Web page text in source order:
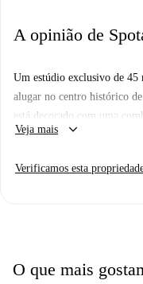
A opinião de
Um estúdio exclusivo de 45
alugar no centro histórico
está decorado com uma
madeira. O apartamento tem
Veja mais keyboard_arrow_down
Verificamos esta
O que mais